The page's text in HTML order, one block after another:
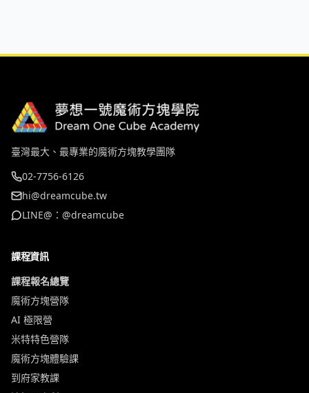
臺灣最大、最專業的魔術方塊教學團隊
02-7756-6126
hi@dreamcube.tw
LINE@：@dreamcube
課程資訊
課程報名總覽
魔術方塊營隊
AI 極限營
米特特色營隊
魔術方塊體驗課
到府家教課